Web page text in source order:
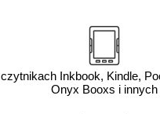
czytnikach Inkbook, Kindle,
Onyx Booxs i innych